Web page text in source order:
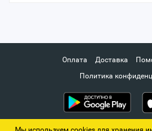
Оплата Доставка
Политика